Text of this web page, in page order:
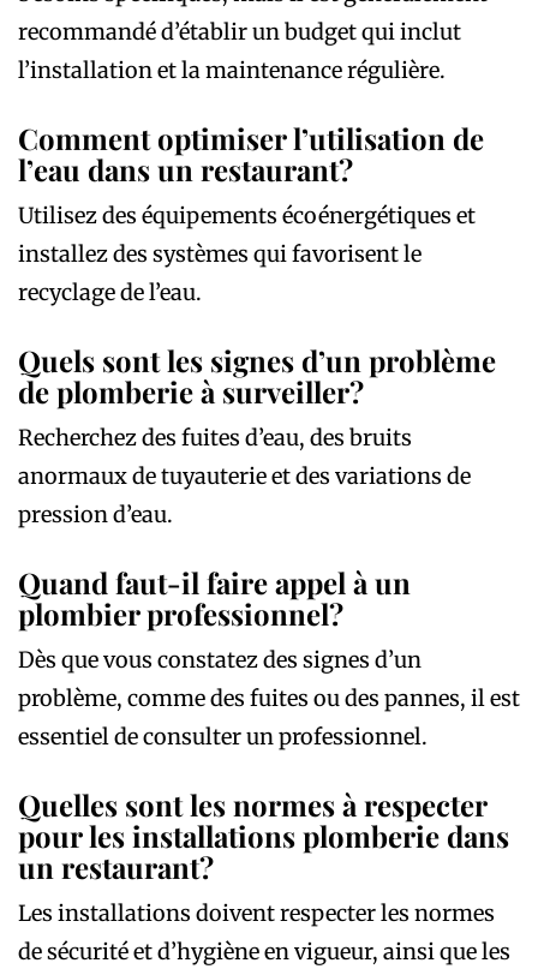
recommandé d’établir un budget qui inclut
l’installation et la maintenance régulière.
Comment optimiser l’utilisation de
l’eau dans un restaurant?
Utilisez des équipements écoénergétiques et
installez des systèmes qui favorisent le
recyclage de l’eau.
Quels sont les signes d’un problème
de plomberie à surveiller?
Recherchez des fuites d’eau, des bruits
anormaux de tuyauterie et des variations de
pression d’eau.
Quand faut-il faire appel à un
plombier professionnel?
Dès que vous constatez des signes d’un
problème, comme des fuites ou des pannes, il est
essentiel de consulter un professionnel.
Quelles sont les normes à respecter
pour les installations plomberie dans
un restaurant?
Les installations doivent respecter les normes
de sécurité et d’hygiène en vigueur, ainsi que les